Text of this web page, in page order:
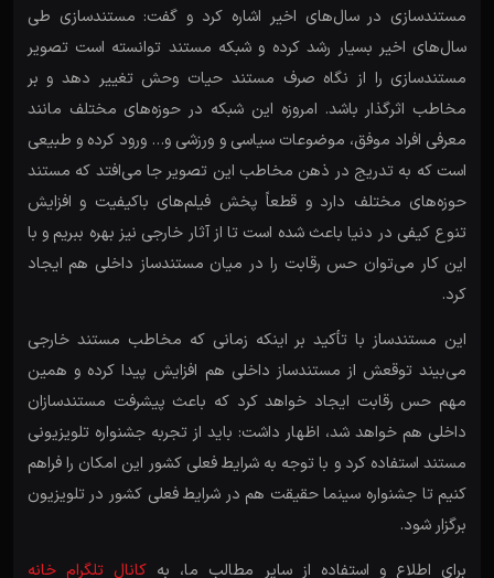
مستندسازی در سال‌های اخیر اشاره کرد و گفت: مستندسازی طی
سال‌های اخیر بسیار رشد کرده و شبکه مستند توانسته است تصویر
مستندسازی را از نگاه صرف مستند حیات وحش تغییر دهد و بر
مخاطب اثرگذار باشد. امروزه این شبکه در حوزه‌های مختلف مانند
معرفی افراد موفق، موضوعات سیاسی و ورزشی و… ورود کرده و طبیعی
است که به تدریج در ذهن مخاطب این تصویر جا می‌افتد که مستند
حوزه‌های مختلف دارد و قطعاً پخش فیلم‌های باکیفیت و افزایش
تنوع کیفی در دنیا باعث شده است تا از آثار خارجی نیز بهره ببریم و با
این کار می‌توان حس رقابت را در میان مستندساز داخلی هم ایجاد
کرد.
این مستندساز با تأکید بر اینکه زمانی که مخاطب مستند خارجی
می‌بیند توقعش از مستندساز داخلی هم افزایش پیدا کرده و همین
مهم حس رقابت ایجاد خواهد کرد که باعث پیشرفت مستندسازان
داخلی هم خواهد شد، اظهار داشت: باید از تجربه جشنواره تلویزیونی
مستند استفاده کرد و با توجه به شرایط فعلی کشور این امکان را فراهم
کنیم تا جشنواره سینما حقیقت هم در شرایط فعلی کشور در تلویزیون
برگزار شود.
برای اطلاع و استفاده از سایر مطالب ما، به کانال تلگرام خانه